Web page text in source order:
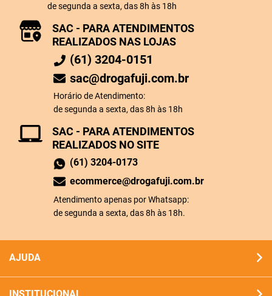
de segunda a sexta, das 8h às 18h
SAC - PARA ATENDIMENTOS
REALIZADOS NO SITE
(61) 3204-0173
ecommerce@drogafuji.com.br
Atendimento apenas por Whatsapp:
de segunda a sexta, das 8h às 18h.
SAC - PARA ATENDIMENTOS
REALIZADOS NAS LOJAS
(61) 3204-0151
sac@drogafuji.com.br
Horário de Atendimento:
de segunda a sexta, das 8h às 18h
AJUDA